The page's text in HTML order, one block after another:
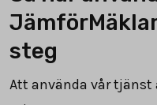
steg
Att använda vår tjänst